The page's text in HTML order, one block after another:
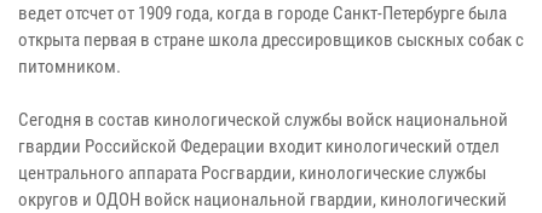
ведет отсчет от 1909 года, когда в городе Санкт-Петербурге была
открыта первая в стране школа дрессировщиков сыскных собак с
питомником.
Сегодня в состав кинологической службы войск национальной
гвардии Российской Федерации входит кинологический отдел
центрального аппарата Росгвардии, кинологические службы
округов и ОДОН войск национальной гвардии, кинологический